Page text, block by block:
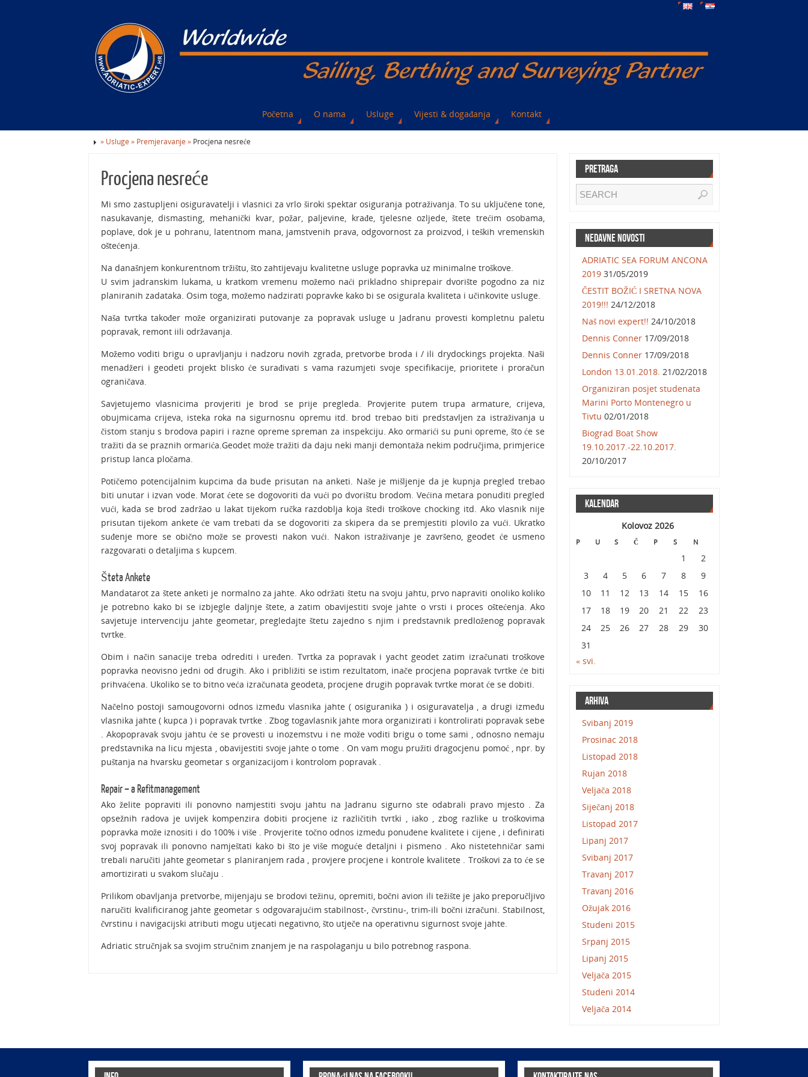
Početna O nama Usluge Vijesti & događanja Kontakt
» Usluge » Premjeravanje » Procjena nesreće
Procjena nesreće
Mi smo zastupljeni osiguravatelji i vlasnici za vrlo široki spektar osiguranja potraživanja. To su uključene tone,
nasukavanje, dismasting, mehanički kvar, požar, paljevine, krađe, tjelesne ozljede, štete trećim osobama,
poplave, dok je u pohranu, latentnom mana, jamstvenih prava, odgovornost za proizvod, i teških vremenskih
oštećenja.
Na današnjem konkurentnom tržištu, što zahtijevaju kvalitetne usluge popravka uz minimalne troškove.
U svim jadranskim lukama, u kratkom vremenu možemo naći prikladno shiprepair dvorište pogodno za niz
planiranih zadataka. Osim toga, možemo nadzirati popravke kako bi se osigurala kvaliteta i učinkovite usluge.
Naša tvrtka također može organizirati putovanje za popravak usluge u Jadranu provesti kompletnu paletu
popravak, remont iili održavanja.
Možemo voditi brigu o upravljanju i nadzoru novih zgrada, pretvorbe broda i / ili drydockings projekta. Naši
menadžeri i geodeti projekt blisko će surađivati ​​s vama razumjeti svoje specifikacije, prioritete i proračun
ograničava.
Savjetujemo vlasnicima provjeriti je brod se prije pregleda. Provjerite putem trupa armature, crijeva,
obujmicama crijeva, isteka roka na sigurnosnu opremu itd. brod trebao biti predstavljen za istraživanja u
čistom stanju s brodova papiri i razne opreme spreman za inspekciju. Ako ormarići su puni opreme, što će se
tražiti da se praznih ormarića.Geodet može tražiti da daju neki manji demontaža nekim područjima, primjerice
pristup lanca pločama.
Potičemo potencijalnim kupcima da bude prisutan na anketi. Naše je mišljenje da je kupnja pregled trebao
biti unutar i izvan vode. Morat ćete se dogovoriti da vući po dvorištu brodom. Većina metara ponuditi pregled
vući, kada se brod zadržao u lakat tijekom ručka razdoblja koja štedi troškove chocking itd. Ako vlasnik nije
prisutan tijekom ankete će vam trebati da se dogovoriti za skipera da se premjestiti plovilo za vući. Ukratko
suđenje more se obično može se provesti nakon vući. Nakon istraživanje je završeno, geodet će usmeno
razgovarati o detaljima s kupcem.
Šteta Ankete
Mandatarot za štete anketi je normalno za jahte. Ako održati štetu na svoju jahtu, prvo napraviti onoliko koliko
je potrebno kako bi se izbjegle daljnje štete, a zatim obavijestiti svoje jahte o vrsti i proces oštećenja. Ako
savjetuje intervenciju jahte geometar, pregledajte štetu zajedno s njim i predstavnik predloženog popravak
tvrtke.
Obim i način sanacije treba odrediti i uređen. Tvrtka za popravak i yacht geodet zatim izračunati troškove
popravka neovisno jedni od drugih. Ako i približiti se istim rezultatom, inače procjena popravak tvrtke će biti
prihvaćena. Ukoliko se to bitno veća izračunata geodeta, procjene drugih popravak tvrtke morat će se dobiti.
Načelno postoji samougovorni odnos između vlasnika jahte ( osiguranika ) i osiguravatelja , a drugi između
vlasnika jahte ( kupca ) i popravak tvrtke . Zbog togavlasnik jahte mora organizirati i kontrolirati popravak sebe
. Akopopravak svoju jahtu će se provesti u inozemstvu i ne može voditi brigu o tome sami , odnosno nemaju
predstavnika na licu mjesta , obavijestiti svoje jahte o tome . On vam mogu pružiti dragocjenu pomoć , npr. by
puštanja na hvarsku geometar s organizacijom i kontrolom popravak .
Repair – a Refitmanagement
Ako želite popraviti ili ponovno namjestiti svoju jahtu na Jadranu sigurno ste odabrali pravo mjesto . Za
opsežnih radova je uvijek kompenzira dobiti procjene iz različitih tvrtki , iako , zbog razlike u troškovima
popravka može iznositi i do 100% i više . Provjerite točno odnos između ponuđene kvalitete i cijene , i definirati
svoj ​​popravak ili ponovno namještati kako bi što je više moguće detaljni i pismeno . Ako nistetehničar sami
trebali naručiti jahte geometar s planiranjem rada , provjere procjene i kontrole kvalitete . Troškovi za to će se
amortizirati u svakom slučaju .
Prilikom obavljanja pretvorbe, mijenjaju se brodovi težinu, opremiti, bočni avion ili težište je jako preporučljivo
naručiti kvalificiranog jahte geometar s odgovarajućim stabilnost-, čvrstinu-, trim-ili bočni izračuni. Stabilnost,
čvrstinu i navigacijski atributi mogu utjecati negativno, što utječe na operativnu sigurnost svoje jahte.
Adriatic stručnjak sa svojim stručnim znanjem je na raspolaganju u bilo potrebnog raspona.
Pretraga
Nedavne novosti
ADRIATIC SEA FORUM ANCONA
2019 31/05/2019
ČESTIT BOŽIĆ I SRETNA NOVA
2019!!! 24/12/2018
Naš novi expert!! 24/10/2018
Dennis Conner 17/09/2018
Dennis Conner 17/09/2018
London 13.01.2018. 21/02/2018
Organiziran posjet studenata
Marini Porto Montenegro u
Tivtu 02/01/2018
Biograd Boat Show
19.10.2017.-22.10.2017.
20/10/2017
Kalendar
Kolovoz 2026
P U S Č P S N
« svi.
1
2
3
4 5 6 7 8
9
10
11 12 13 14 15
16
17
18 19 20 21 22
23
24
25 26 27 28 29
30
31
Arhiva
Svibanj 2019
Prosinac 2018
Listopad 2018
Rujan 2018
Veljača 2018
Siječanj 2018
Listopad 2017
Lipanj 2017
Svibanj 2017
Travanj 2017
Travanj 2016
Ožujak 2016
Studeni 2015
Srpanj 2015
Lipanj 2015
Veljača 2015
Studeni 2014
Veljača 2014